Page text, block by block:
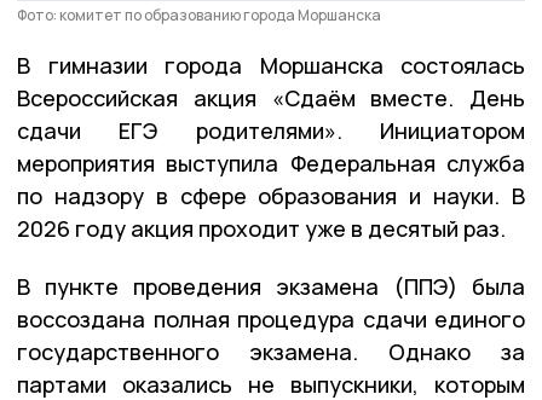
Фото: комитет по образованию города Моршанска
В гимназии города Моршанска состоялась
Всероссийская акция «Сдаём вместе. День
сдачи ЕГЭ родителями». Инициатором
мероприятия выступила Федеральная служба
по надзору в сфере образования и науки. В
2026 году акция проходит уже в десятый раз.
В пункте проведения экзамена (ППЭ) была
воссоздана полная процедура сдачи единого
государственного экзамена. Однако за
партами оказались не выпускники, которым